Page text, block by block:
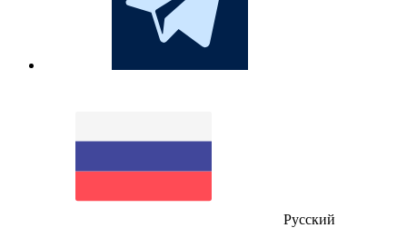
Русский